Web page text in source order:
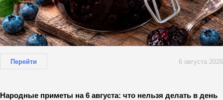
Перейти 6 августа 2026
Народные приметы на 6 августа: что нельзя делать в день